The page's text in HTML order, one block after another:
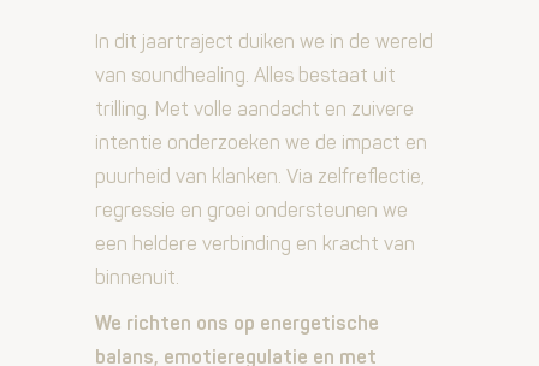
In dit jaartraject duiken we in de wereld
van soundhealing. Alles bestaat uit
trilling. Met volle aandacht en zuivere
intentie onderzoeken we de impact en
puurheid van klanken. Via zelfreflectie,
regressie en groei ondersteunen we
een heldere verbinding en kracht van
binnenuit.
We richten ons op energetische
balans, emotieregulatie en met